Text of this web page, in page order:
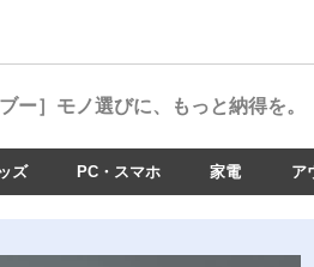
ー］ モノ選びに、もっと納得を。
ズ PC・スマホ 家電 ア